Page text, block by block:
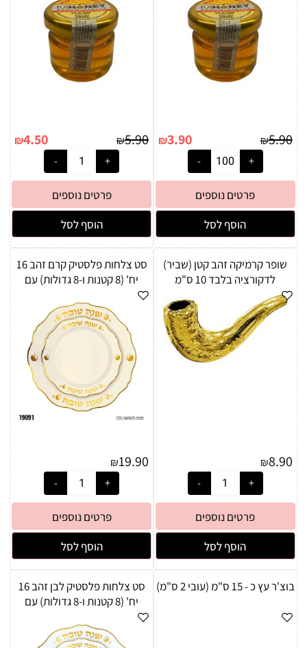
₪5.90
₪3.90
פרטים נוספים
הוסף לסל
₪5.90
₪4.50
פרטים נוספים
הוסף לסל
שופר קרמיקה זהב קטן (שביר)
לדקורציה בלבד 10 ס"מ
₪8.90
פרטים נוספים
הוסף לסל
סט צלחות פלסטיק קרם זהב 16
יח' (8 קטנות ו-8 גדולות) עם
₪19.90
פרטים נוספים
הוסף לסל
בוצ'ר עץ כ - 15 ס"מ (עובי 2 ס"מ)
סט צלחות פלסטיק לבן זהב 16
יח' (8 קטנות ו-8 גדולות) עם